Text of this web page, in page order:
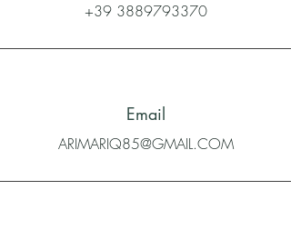
+39 3889793370
Email
ARIMARIQ85@GMAIL.COM